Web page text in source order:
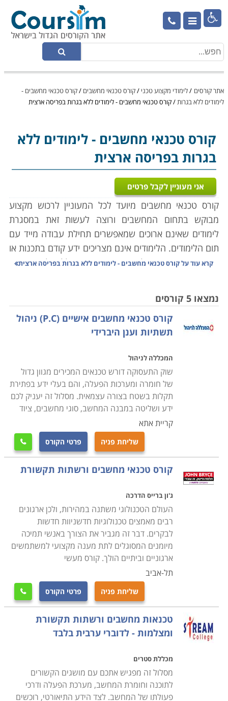

אתר קורסים /לימודי מקצוע טכני /קורס טכנאי מחשבים /קורס טכנאי מחשבים -
לימודים ללא בגרות/קורס טכנאי מחשבים - לימודים ללא בגרות בפריסה ארצית
קורס טכנאי מחשבים - לימודים ללא
בגרות בפריסה ארצית
אני מעוניין לקבל פרטים
קורס טכנאי מחשבים מיועד לכל המעוניין לרכוש מקצוע
מבוקש בתחום המחשבים ורוצה לעשות זאת במסגרת
לימודים שאינם ארוכים שמאפשרים תחילת עבודה מייד עם
תום הלימודים. הלימודים אינם מצריכים ידע קודם בתכנות או
בתחומים אחרים מעולם המחשבים, והם כוללים לימוד האופן
במערכות קיימות. במסגרת הלימודים מוצעים הקורסים
הבאים:
כוללים היכרות מעמיקה עם מבנה המחשב, סוגי מחשבים,
ציוד משלים, מערכות הפעלה, תחזוקה שוטפת, התקנה של
תוכנות וחומרות שונות, רשתות תקשורת, שדרוג תוכנות
וגרסאות, טיפול בתקלות ובכשלים מערכתיים ונושאים רבים
אחרים. הלימודים מתבצעים בדרך כלל במכללות מקצועיות
שלהן מעבדות מחשבים משוכללות כאשר במהלך הקורס
המשתתפים מתרגלים באופן מעשי את מה שלמדו ואת
העבודה שבה יעסקו בעתיד.
קורס טכנאי מחשבים ניידים
עוסק בלימוד מעמיק של מבנה המחשב הנייד, חומרה,
פירוק מחשבים ניידים והרכבתם, איתור תקלות, התקנת
תוכנות על מחשב נייד ועוד.
קורס טכנאי מחשבים עם הסמכת MCITP
במסגרת הקורס תלמדו נושאי חומרה וטכנאות, טכנולוגיות
מתקדמות, איתור תקלות, מערכות הפעלה ועוד תחומים
שעליהם אחראי טכנאי המחשבים. במקביל תעסקו גם
בעבודת מנהל רשתות תקשורת ותלמדו איך בונים רשת
תקשורת, איך מתאימים את הרשת לצרכים השוטפים של
מה מקבלים בסוף הקורס
סיום הלימודים מזכה את המשתתפים בתעודת טכנאי שירות
קרא עוד עלקורס טכנאי מחשבים - לימודים ללא בגרות בפריסה ארצית
נמצאו 5 קורסים
קורס טכנאי מחשבים אישיים (P.C) ניהול
תשתיות וענן היברידי
המכללה לניהול
שוק התעסוקה דורש טכנאים המכירים מגוון גדול
של חומרה ומערכות הפעלה, והם בעלי ידע בפתירת
תקלות בשטח בצורה עצמאית. מסלול זה יעניק לכם
ידע ושליטה במבנה המחשב, סוגי מחשבים, ציוד
קריית אתא
שליחת פניה פרטי הקורס 
קורס טכנאי מחשבים ורשתות תקשורת
ג'ון ברייס הדרכה
העולם הטכנולוגי משתנה במהירות, ולכן ארגונים
רבים מאמצים טכנולוגיות חדשניוות חדשות
לבקרים. דבר זה מגביר את הצורך באנשי תמיכה
מיומנים המסוגלים לתת מענה מקצועי למשתמשים
ארגוניים וביתיים הולך. קורס מעשי
תל-אביב
שליחת פניה פרטי הקורס 
טכנאות מחשבים ורשתות תקשורת
ומצלמות - לדוברי ערבית בלבד
מכללת סטרים
מסלול זה מפגיש אתכם עם מושגים הקשורים
לתוכנה וחומרת המחשב, מערכת הפעלה ודרכי
פעולתו של המחשב. לצד הידע התיאורטי, רוכשים